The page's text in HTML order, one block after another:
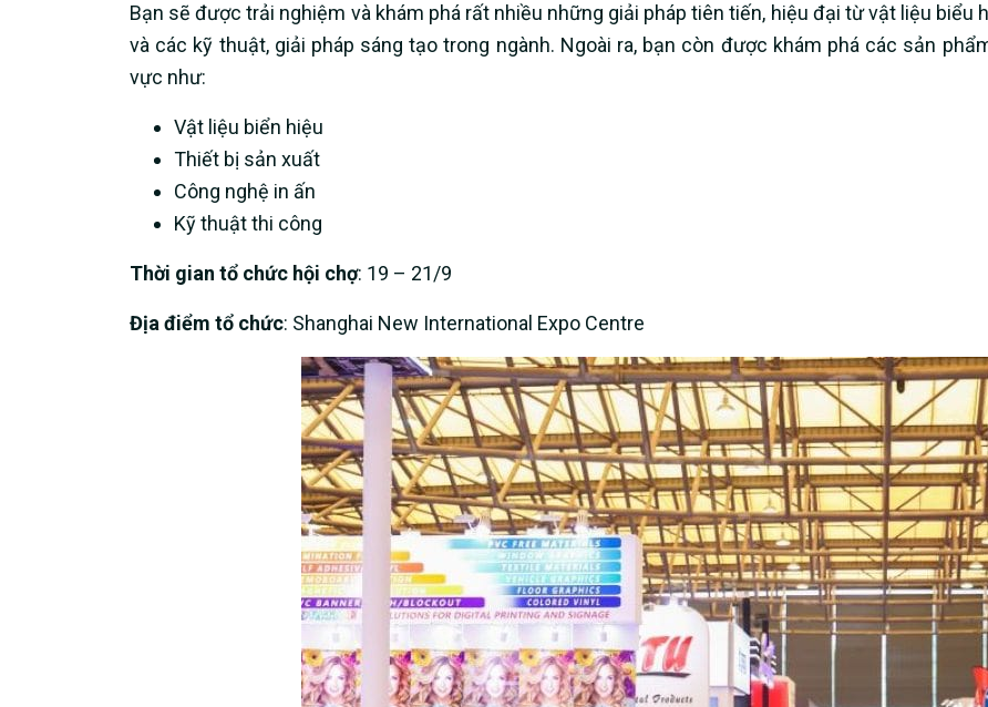
Bạn sẽ được trải nghiệm và khám phá rất nhiều những giải pháp tiên tiến, hiệu đại từ vật liệu biểu
và các kỹ thuật, giải pháp sáng tạo trong ngành. Ngoài ra, bạn còn được khám phá các sản
vực như:
Vật liệu biển hiệu
Thiết bị sản xuất
Công nghệ in ấn
Kỹ thuật thi công
Thời gian tổ chức hội chợ: 19 – 21/9
Địa điểm tổ chức: Shanghai New International Expo Centre